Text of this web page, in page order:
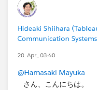
Hideaki Shiihara
Communication
20. Apr., 03:40
@Hamasaki Mayuka
さん、こんにちは。